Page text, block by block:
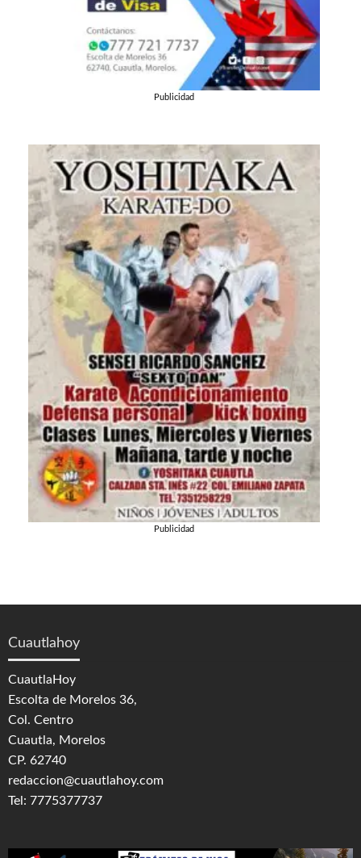
Publicidad
Publicidad
Cuautlahoy
CuautlaHoy
Escolta de Morelos 36,
Col. Centro
Cuautla, Morelos
CP. 62740
redaccion@cuautlahoy.com
Tel: 7775377737